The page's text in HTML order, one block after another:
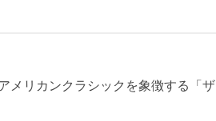
メリカンクラシックを象徴する「ザ